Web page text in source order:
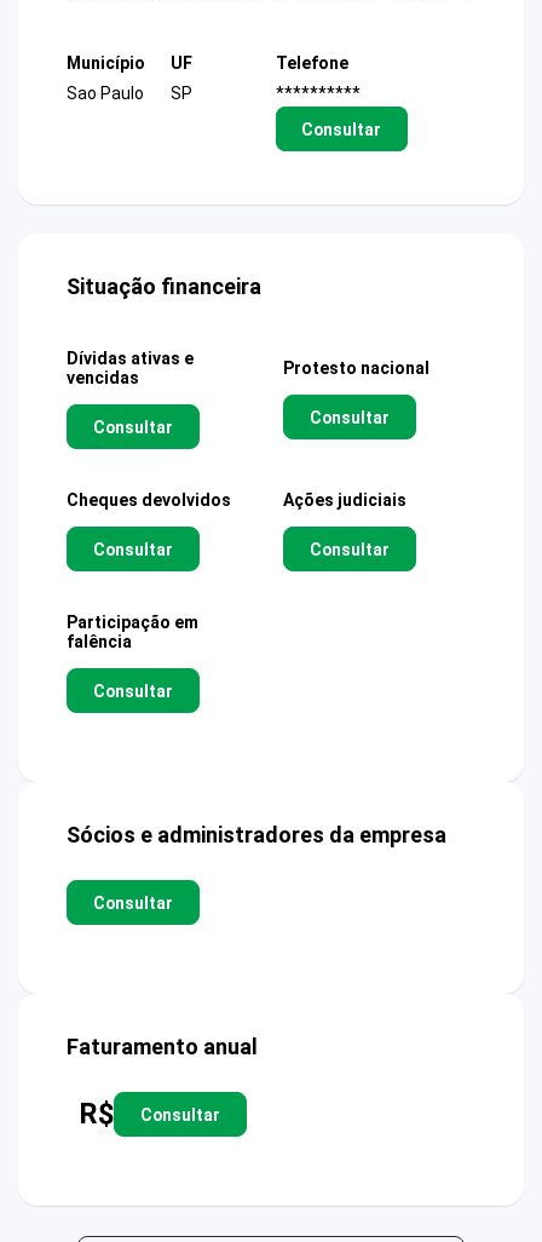
Município
Sao Paulo
UF
SP
Telefone
**********
Consultar
Situação financeira
Dívidas ativas e
vencidas
Consultar
Protesto nacional
Consultar
Cheques devolvidos
Consultar
Ações judiciais
Consultar
Participação em
falência
Consultar
Sócios e administradores da empresa
Consultar
Faturamento anual
R$ Consultar